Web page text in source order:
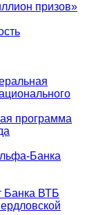
призов»
программа
Банка
Банка ВТБ